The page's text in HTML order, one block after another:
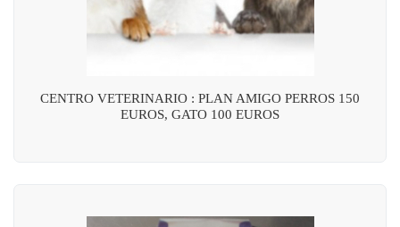
CENTRO VETERINARIO : PLAN AMIGO PERROS 150
EUROS, GATO 100 EUROS